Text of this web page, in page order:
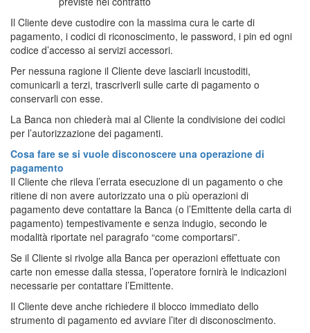
Il Cliente deve custodire con la massima cura le carte di
pagamento, i codici di riconoscimento, le password, i pin ed ogni
codice d’accesso ai servizi accessori.
Per nessuna ragione il Cliente deve lasciarli incustoditi,
comunicarli a terzi, trascriverli sulle carte di pagamento o
conservarli con esse.
La Banca non chiederà mai al Cliente la condivisione dei codici
per l’autorizzazione dei pagamenti.
Cosa fare se si vuole disconoscere una operazione di
pagamento
Il Cliente che rileva l’errata esecuzione di un pagamento o che
ritiene di non avere autorizzato una o più operazioni di
pagamento deve contattare la Banca (o l’Emittente della carta di
pagamento) tempestivamente e senza indugio, secondo le
modalità riportate nel paragrafo “come comportarsi”.
Se il Cliente si rivolge alla Banca per operazioni effettuate con
carte non emesse dalla stessa, l’operatore fornirà le indicazioni
necessarie per contattare l’Emittente.
Il Cliente deve anche richiedere il blocco immediato dello
strumento di pagamento ed avviare l’iter di disconoscimento.